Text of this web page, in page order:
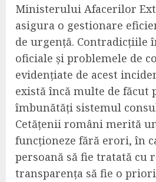
Ministerului Afacerilor
asigura o gestionare
de urgență. Contradicțiile
oficiale și problemele de
evidențiate de acest
există încă multe de făcut
îmbunătăți sistemul
Cetățenii români merită
funcționeze fără erori, în
persoană să fie tratată cu
transparența să fie o